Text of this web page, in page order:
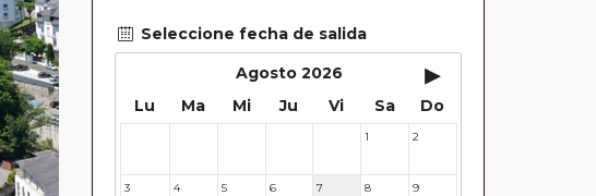
Seleccione fecha de salida
Agosto 2026
▸
Lu Ma Mi Ju Vi Sa Do
1 2
3 4 5 6 7 8 9